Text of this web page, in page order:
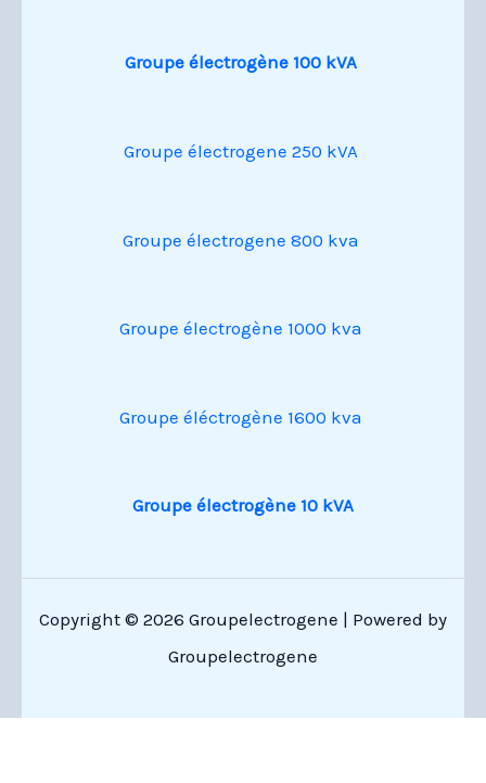
Groupe électrogène 100 kVA
Groupe électrogene 250 kVA
Groupe électrogene 800 kva
Groupe électrogène 1000 kva
Groupe éléctrogène 1600 kva
Groupe électrogène 10 kVA
Copyright © 2026 Groupelectrogene | Powered by
Groupelectrogene